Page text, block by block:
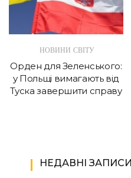
НОВИНИ СВІТУ
Орден для Зеленського:
у Польщі вимагають від
Туска завершити справу
НЕДАВНІ ЗАПИСИ